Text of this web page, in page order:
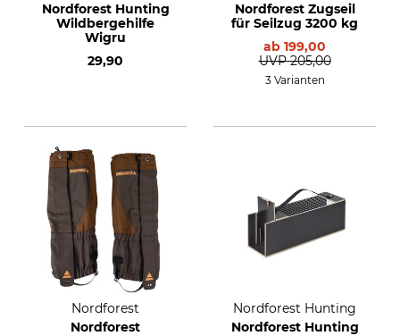
Nordforest Hunting
Wildbergehilfe
Wigru
29,90
Nordforest Zugseil
für Seilzug 3200 kg
ab 199,00
UVP 205,00
3 Varianten
Nordforest
Nordforest
Nordforest Hunting
Nordforest Hunting